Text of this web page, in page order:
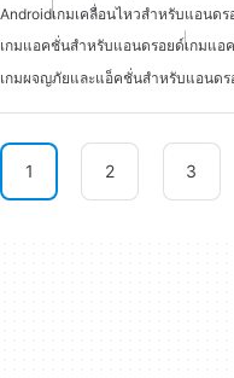
Androidเกมเคลื่อนไหวสำหรับแอนดร
เกมแอคชั่นสำหรับแอนดรอยด์เกมแอ
เกมผจญภัยและแอ็คชั่นสำหรับแอนดร
1 2 3